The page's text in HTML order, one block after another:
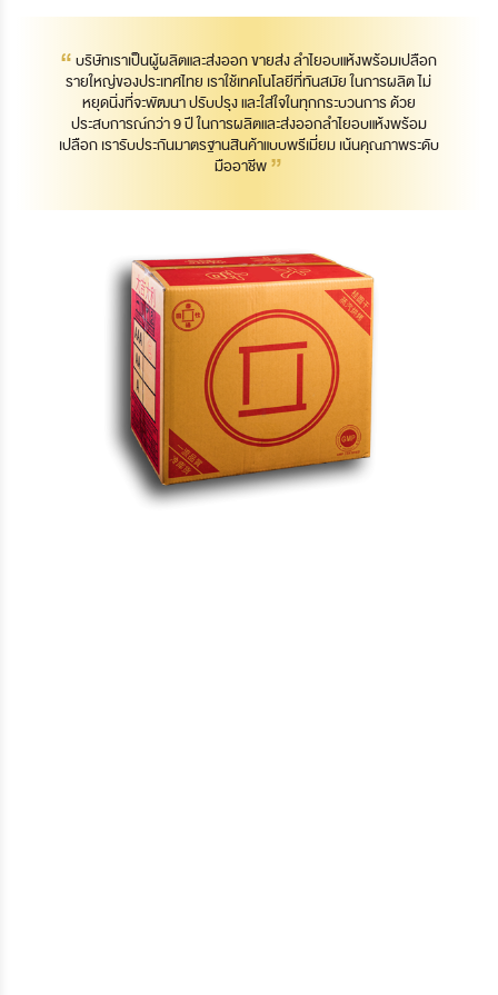
“บริษัทเราเป็นผู้ผลิตและส่งออก ขายส่ง ลำไยอบแห้งพร้อมเปลือก
รายใหญ่ของประเทศไทย เราใช้เทคโนโลยีที่ทันสมัย ในการผลิต ไม่
หยุดนิ่งที่จะพัฒนา ปรับปรุง และใส่ใจในทุกกระบวนการ ด้วย
ประสบการณ์กว่า 9 ปี ในการผลิตและส่งออกลำไยอบแห้งพร้อม
เปลือก เรารับประกันมาตรฐานสินค้าแบบพรีเมี่ยม เน้นคุณภาพระดับ
มืออาชีพ”